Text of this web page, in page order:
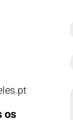
os